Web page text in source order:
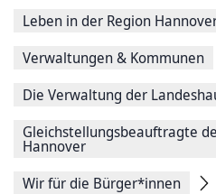
teilen
Seitenlink
Seite
Leben in der Region
Verwaltungen & Kommunen
Die Verwaltung der
Gleichstellungsbeauf­tragte
Hannover
Wir für die Bürger*innen